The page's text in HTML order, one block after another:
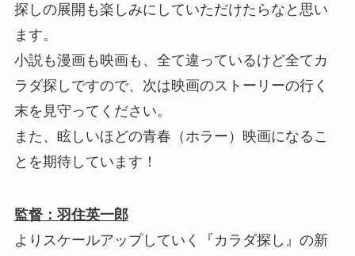
探しの展開も楽しみにしていただけたらなと思い
ます。
小説も漫画も映画も、全て違っているけど全てカ
ラダ探しですので、次は映画のストーリーの行く
末を見守ってください。
また、眩しいほどの青春（ホラー）映画になるこ
とを期待しています！
監督：羽住英一郎
よりスケールアップしていく『カラダ探し』の新